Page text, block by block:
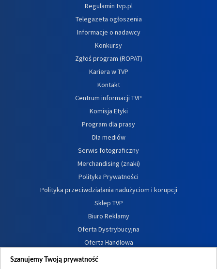
Regulamin tvp.pl
Telegazeta ogłoszenia
Informacje o nadawcy
Konkursy
Zgłoś program (ROPAT)
Kariera w TVP
Kontakt
Centrum informacji TVP
Komisja Etyki
Program dla prasy
Dla mediów
Serwis fotograficzny
Merchandising (znaki)
Polityka Prywatności
Polityka przeciwdziałania nadużyciom i korupcji
Sklep TVP
Biuro Reklamy
Oferta Dystrybucyjna
Oferta Handlowa
Dostępność
Szanujemy Twoją prywatność